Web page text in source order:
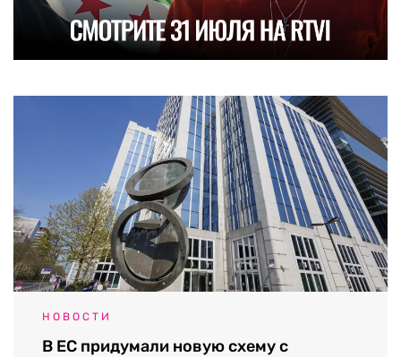
НОВОСТИ
В ЕС придумали новую схему с